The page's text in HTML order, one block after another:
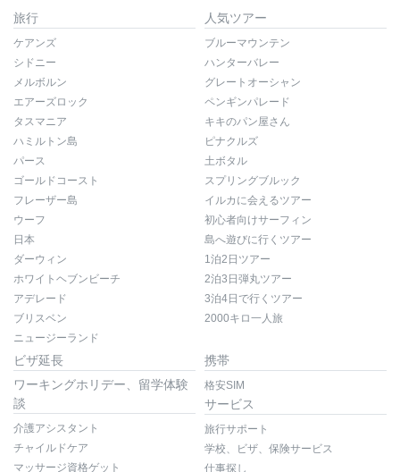
旅行
ケアンズ
シドニー
メルボルン
エアーズロック
タスマニア
ハミルトン島
パース
ゴールドコースト
フレーザー島
ウーフ
日本
ダーウィン
ホワイトヘブンビーチ
アデレード
ブリスベン
ニュージーランド
人気ツアー
ブルーマウンテン
ハンターバレー
グレートオーシャン
ペンギンパレード
キキのパン屋さん
ピナクルズ
土ボタル
スプリングブルック
イルカに会えるツアー
初心者向けサーフィン
島へ遊びに行くツアー
1泊2日ツアー
2泊3日弾丸ツアー
3泊4日で行くツアー
2000キロ一人旅
ビザ延長
ワーキングホリデー、留学体験
談
介護アシスタント
チャイルドケア
マッサージ資格ゲット
携帯
格安SIM
サービス
旅行サポート
学校、ビザ、保険サービス
仕事探し